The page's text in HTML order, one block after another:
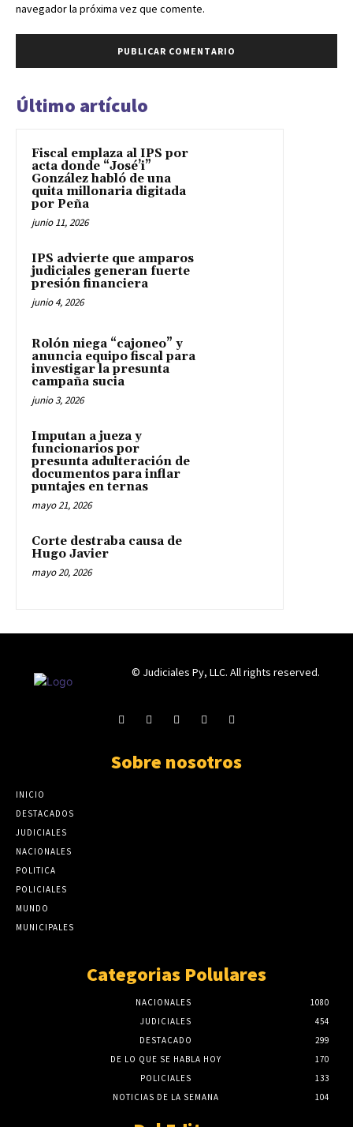
navegador la próxima vez que comente.
Último artículo
Fiscal emplaza al IPS por
acta donde “José’i”
González habló de una
quita millonaria digitada
por Peña
junio 11, 2026
IPS advierte que amparos
judiciales generan fuerte
presión financiera
junio 4, 2026
Rolón niega “cajoneo” y
anuncia equipo fiscal para
investigar la presunta
campaña sucia
junio 3, 2026
Imputan a jueza y
funcionarios por
presunta adulteración de
documentos para inflar
puntajes en ternas
mayo 21, 2026
Corte destraba causa de
Hugo Javier
mayo 20, 2026
© Judiciales Py, LLC. All rights reserved.
Sobre nosotros
INICIO
DESTACADOS
JUDICIALES
NACIONALES
POLITICA
POLICIALES
MUNDO
MUNICIPALES
Categorias Polulares
NACIONALES
1080
JUDICIALES
454
DESTACADO
299
DE LO QUE SE HABLA HOY
170
POLICIALES
133
NOTICIAS DE LA SEMANA
104